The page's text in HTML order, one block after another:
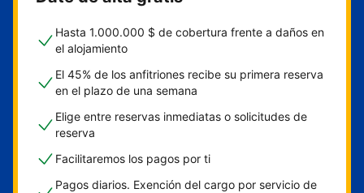
Hasta 1.000.000 $ de cobertura frente a daños en
el alojamiento
El 45% de los anfitriones recibe su primera reserva
en el plazo de una semana
Elige entre reservas inmediatas o solicitudes de
reserva
Facilitaremos los pagos por ti
Pagos diarios. Exención del cargo por servicio de